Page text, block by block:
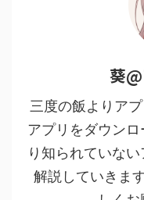
葵
三度の飯よりア
アプリをダウン
り知られていな
解説していきま